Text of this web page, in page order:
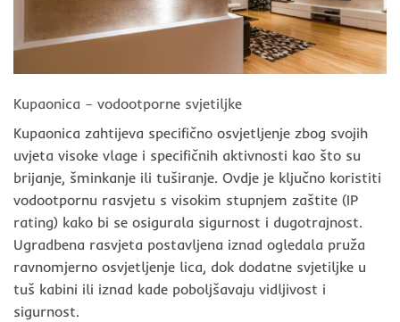
Kupaonica – vodootporne svjetiljke
Kupaonica zahtijeva specifično osvjetljenje zbog svojih
uvjeta visoke vlage i specifičnih aktivnosti kao što su
brijanje, šminkanje ili tuširanje. Ovdje je ključno koristiti
vodootpornu rasvjetu s visokim stupnjem zaštite (IP
rating) kako bi se osigurala sigurnost i dugotrajnost.
Ugradbena rasvjeta postavljena iznad ogledala pruža
ravnomjerno osvjetljenje lica, dok dodatne svjetiljke u
tuš kabini ili iznad kade poboljšavaju vidljivost i
sigurnost.